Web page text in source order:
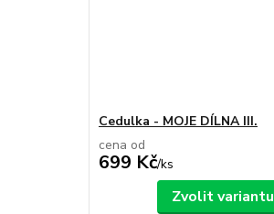
Cedulka - MOJE DÍLNA III.
cena od
699 Kč/ks
Zvolit variantu